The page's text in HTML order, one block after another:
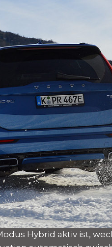
Hybrid aktiv ist,